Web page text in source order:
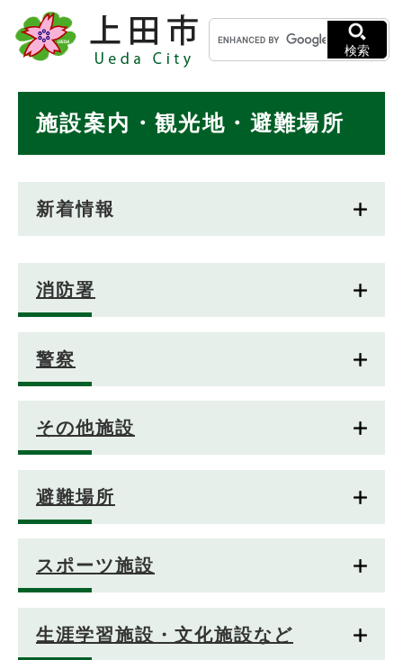
メニューを飛ばして本文へ
キ
ー
ワ
検
検索
施設案内・観光地・避難場所
新着情報
消防署
警察
その他施設
避難場所
スポーツ施設
生涯学習施設・文化施設など